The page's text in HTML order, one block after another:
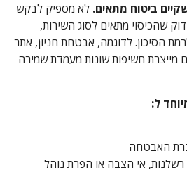
ביטוח מתאים. לא מספיק לבקש
שהכיסוי מתאים לסוג השירות,
הסיכון. לדוגמה, אבטחת חניון, אתר
מייצרת חשיפות שונות מעמדת שמירה
ל:
האבטחה
אי הצבה או הפרת נוהל